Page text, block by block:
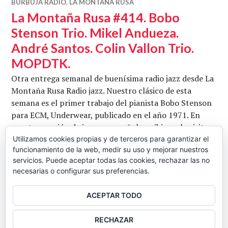
BURBUJA RADIO, LA MONTAÑA RUSA
La Montaña Rusa #414. Bobo
Stenson Trio. Mikel Andueza.
André Santos. Colin Vallon Trio.
MOPDTK.
Otra entrega semanal de buenísima radio jazz desde La
Montaña Rusa Radio jazz. Nuestro clásico de esta
semana es el primer trabajo del pianista Bobo Stenson
para ECM, Underwear, publicado en el año 1971. En
nuestra sección de jazz en español, recibimos la visita
del veterano saxofonista Mikel Andueza y su último
trabajo, publicado en el 2015, 5 segundoro/Cada 5
Segundos. La primera novedad de …Seguir leyendoLa
BARRA
LATERAL
Utilizamos cookies propias y de terceros para garantizar el
funcionamiento de la web, medir su uso y mejorar nuestros
servicios. Puede aceptar todas las cookies, rechazar las no
necesarias o configurar sus preferencias.
ACEPTAR TODO
RECHAZAR